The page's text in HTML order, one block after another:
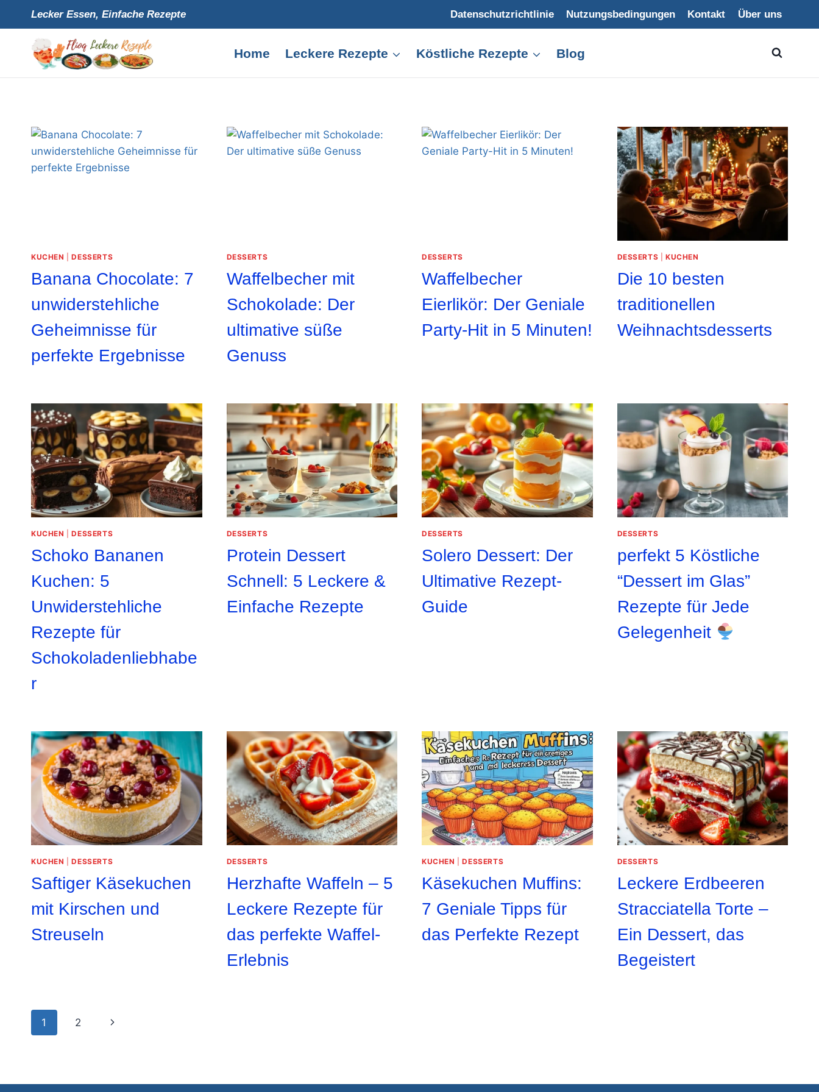
content
Lecker Essen, Einfache Rezepte Datenschutzrichtlinie Nutzungsbedingungen Kontakt Über uns
Home Leckere Rezepte Köstliche Rezepte Blog
KUCHEN |DESSERTS
Banana Chocolate: 7
unwiderstehliche
Geheimnisse für
perfekte Ergebnisse
DESSERTS
Waffelbecher mit
Schokolade: Der
ultimative süße
Genuss
DESSERTS
Waffelbecher
Eierlikör: Der Geniale
Party-Hit in 5 Minuten!
DESSERTS |KUCHEN
Die 10 besten
traditionellen
Weihnachtsdesserts
KUCHEN |DESSERTS
Schoko Bananen
Kuchen: 5
Unwiderstehliche
Rezepte für
Schokoladenliebhabe
r
DESSERTS
Protein Dessert
Schnell: 5 Leckere &
Einfache Rezepte
DESSERTS
Solero Dessert: Der
Ultimative Rezept-
Guide
DESSERTS
perfekt 5 Köstliche
“Dessert im Glas”
Rezepte für Jede
Gelegenheit
KUCHEN |DESSERTS
Saftiger Käsekuchen
mit Kirschen und
Streuseln
DESSERTS
Herzhafte Waffeln – 5
Leckere Rezepte für
das perfekte Waffel-
Erlebnis
KUCHEN |DESSERTS
Käsekuchen Muffins:
7 Geniale Tipps für
das Perfekte Rezept
DESSERTS
Leckere Erdbeeren
Stracciatella Torte –
Ein Dessert, das
Begeistert
Page
1 2
Next